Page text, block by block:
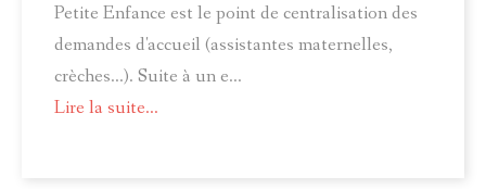
Petite Enfance est le point de centralisation des
demandes d'accueil (assistantes maternelles,
crèches...). Suite à un e...
Lire la suite...